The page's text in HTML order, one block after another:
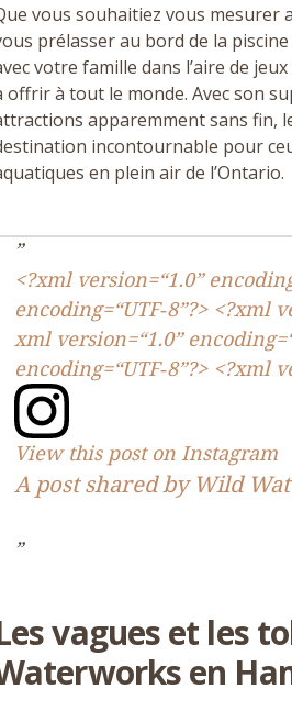
vous souhaitiez vous mesurer
prélasser au bord de la
votre famille dans l’aire de
offrir à tout le monde. Avec son
apparemment sans fin,
incontournable pour
en plein air de l’Ontario.
<?xml version=“1.0”
encoding=“UTF‑8”?> <?xml
xml version=“1.0”
encoding=“UTF‑8”?> <?xml
View this post on Instagram
A post shared by Wild
vagues et les
en